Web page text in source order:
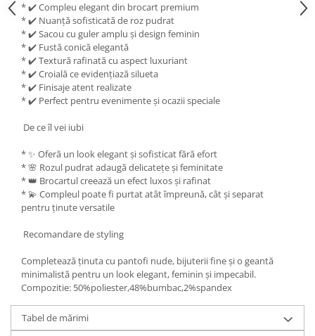
* ✔️ Compleu elegant din brocart premium
* ✔️ Nuanță sofisticată de roz pudrat
* ✔️ Sacou cu guler amplu și design feminin
* ✔️ Fustă conică elegantă
* ✔️ Textură rafinată cu aspect luxuriant
* ✔️ Croială ce evidențiază silueta
* ✔️ Finisaje atent realizate
* ✔️ Perfect pentru evenimente și ocazii speciale
De ce îl vei iubi
* ✨ Oferă un look elegant și sofisticat fără efort
* 🌸 Rozul pudrat adaugă delicatețe și feminitate
* 👑 Brocartul creează un efect luxos și rafinat
* 💫 Compleul poate fi purtat atât împreună, cât și separat
pentru ținute versatile
Recomandare de styling
Completează ținuta cu pantofi nude, bijuterii fine și o geantă
minimalistă pentru un look elegant, feminin și impecabil.
Compozitie: 50%poliester,48%bumbac,2%spandex
Tabel de mărimi